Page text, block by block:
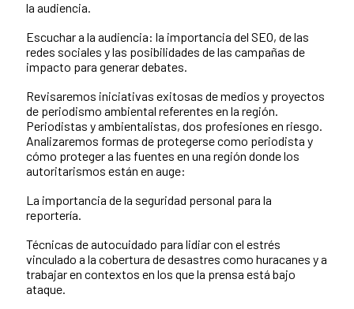
la audiencia.
Escuchar a la audiencia: la importancia del SEO, de las
redes sociales y las posibilidades de las campañas de
impacto para generar debates.
Revisaremos iniciativas exitosas de medios y proyectos
de periodismo ambiental referentes en la región.
Periodistas y ambientalistas, dos profesiones en riesgo.
Analizaremos formas de protegerse como periodista y
cómo proteger a las fuentes en una región donde los
autoritarismos están en auge:
La importancia de la seguridad personal para la
reportería.
Técnicas de autocuidado para lidiar con el estrés
vinculado a la cobertura de desastres como huracanes y a
trabajar en contextos en los que la prensa está bajo
ataque.